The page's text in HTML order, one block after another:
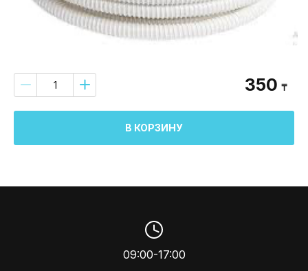
350 ₸
В КОРЗИНУ
09:00-17:00